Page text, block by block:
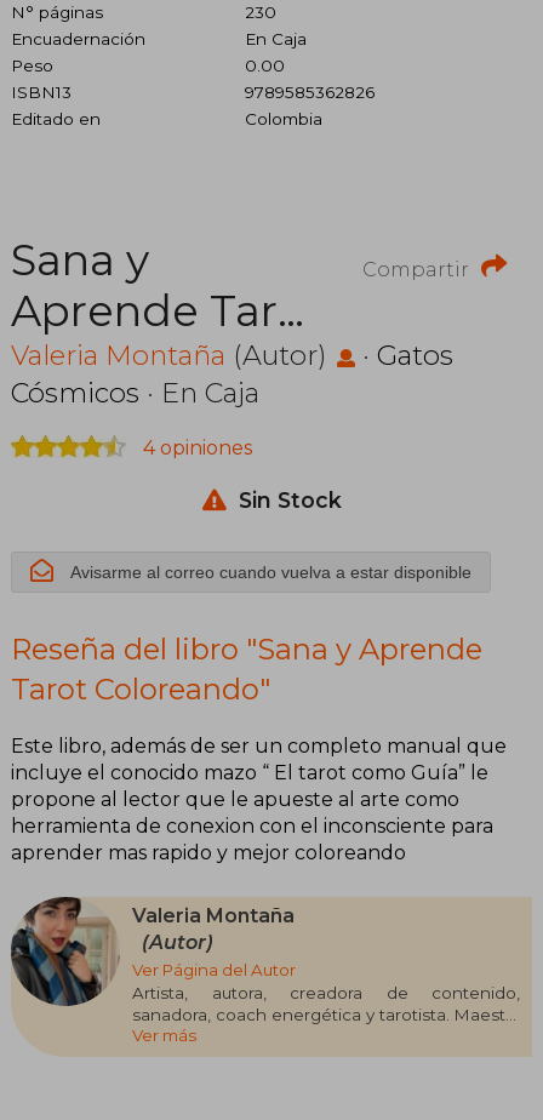
N° páginas
230
Encuadernación
En Caja
Peso
0.00
ISBN13
9789585362826
Editado en
Colombia
Compartir
Sana y
Aprende Tarot
Coloreando
Valeria Montaña (Autor) · Gatos
Cósmicos · En Caja
4 opiniones
Sin Stock
Avisarme al correo cuando vuelva a estar disponible
Reseña del libro "Sana y Aprende
Tarot Coloreando"
Este libro, además de ser un completo manual que
incluye el conocido mazo “ El tarot como Guía” le
propone al lector que le apueste al arte como
herramienta de conexion con el inconsciente para
aprender mas rapido y mejor coloreando
Valeria Montaña
(Autor)
Ver Página del Autor
Artista, autora, creadora de contenido,
sanadora, coach energética y tarotista. Maestra
en Artes Plásticas y Visuales, Universidad
Nacional de Colombia con maestría en Arte y
Ver más